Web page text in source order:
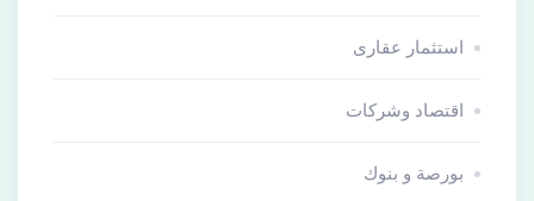
استثمار عقارى
اقتصاد وشركات
بورصة و بنوك